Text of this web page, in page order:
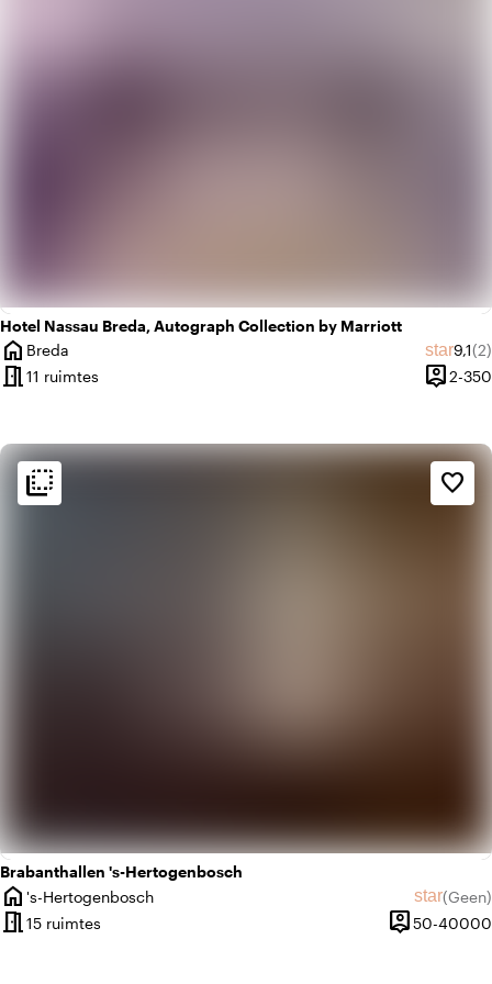
Hotel Nassau Breda, Autograph Collection by Marriott
home
Plaats
Breda star9,1(2)
meeting_room11 ruimtes person_pin2-350
Brabanthallen 's-Hertogenbosch
home
Plaats
's-Hertogenbosch star(Geen)
Geen
meeting_room15 ruimtes person_pin
Capaciteit
50-40000
flip_to_back favorite_border
flip_to_back Sfeer en esthetiek
factory
Industrieel